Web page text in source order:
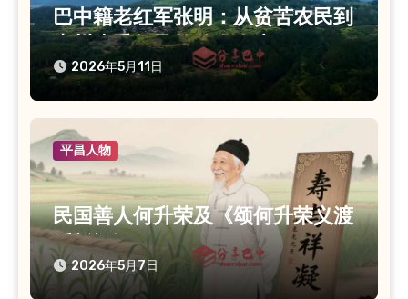
巴中籍老红军张明：从贫苦农民到
贵州省委领导的传奇人生
2026年5月11日
平昌人物
民国善人何升荣及《颂何升荣义渡
浮桥记》
2026年5月7日